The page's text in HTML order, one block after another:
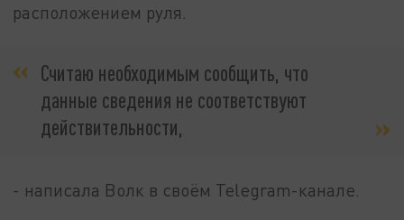
расположением руля.
Считаю необходимым сообщить, что
данные сведения не соответствуют
действительности,
- написала Волк в своём Telegram-канале.